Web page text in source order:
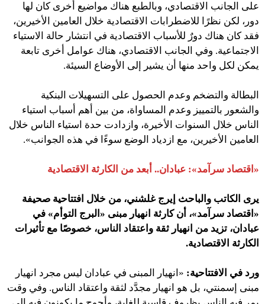
على الجانب الاقتصادي، وبالطبع هناك مواضيع أخرى كان لها
دور، لكن نظرًا للاضطرابات الاقتصادية خلال العامين الأخيرين،
فقد كان هناك دورٌ للأسباب الاقتصادية في انتشار حالة الاستياء
الاجتماعية. وفي الجانب الاقتصادي، هناك عوامل أخرى تابعة
يمكن لكل واحد منها أن يشير إلى الأوضاع السيئة.
البطالة والتضخم وعدم الحصول على التسهيلات البنكية
والشعور بالتمييز وعدم المساواة، من بين أهم أسباب استياء
الناس خلال السنوات الأخيرة، وازدادت حدة استياء الناس خلال
العامين الأخيرين، مع ازدياد الوضع سوءًا في هذه الجوانب».
«اقتصاد سرآمد»: عبادان.. أبعد من الكارثة الاقتصادية
يرى الکاتب والباحث إيرج غلشني، من خلال افتتاحية صحيفة
«اقتصاد سرآمد»، أن كارثة انهيار مبنى «البرج التوأم» في
عبادان، تزيد من انهيار ثقة واعتقاد الناس، خصوصًا مع تأثيرات
الكارثة الاقتصادية.
ورد في الافتتاحية: «انهیار المبنى في عبادان ليس مجرد انهيار
مبنى إسمنتي، بل هو انهيار مجدَّد لثقة واعتقاد الناس. وفي وقت